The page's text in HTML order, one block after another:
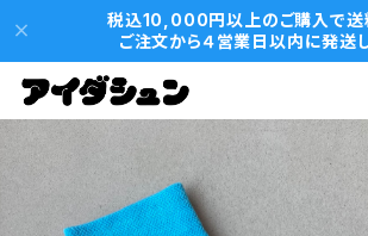
税込10,000円以上のご購入で送
ご注文から４営業日以内に発送し